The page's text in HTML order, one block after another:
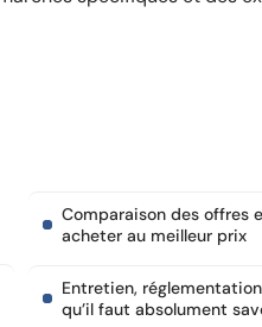
Comparaison des offres
acheter au meilleur prix
Entretien,
qu’il faut absolument